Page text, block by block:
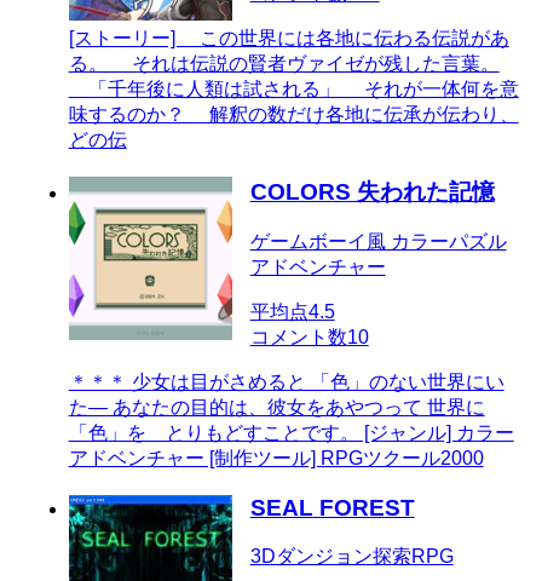
[ストーリー] この世界には各地に伝わる伝説があ
る。 それは伝説の賢者ヴァイゼが残した言葉。
「千年後に人類は試される」 それが一体何を意
味するのか？ 解釈の数だけ各地に伝承が伝わり、
どの伝
COLORS 失われた記憶
ゲームボーイ風 カラーパズル
アドベンチャー
平均点4.5
コメント数10
＊＊＊ 少女は目がさめると 「色」のない世界にい
た― あなたの目的は、彼女をあやつって 世界に
「色」を とりもどすことです。 [ジャンル] カラー
アドベンチャー [制作ツール] RPGツクール2000
SEAL FOREST
3Dダンジョン探索RPG